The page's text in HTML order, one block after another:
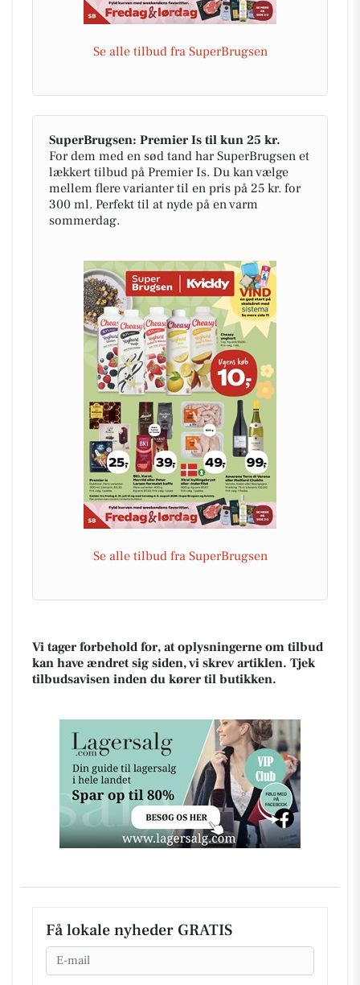
Se alle tilbud fra SuperBrugsen
SuperBrugsen: Premier Is til kun 25 kr.
For dem med en sød tand har SuperBrugsen et
lækkert tilbud på Premier Is. Du kan vælge
mellem flere varianter til en pris på 25 kr. for
300 ml. Perfekt til at nyde på en varm
sommerdag.
Se alle tilbud fra SuperBrugsen
Vi tager forbehold for, at oplysningerne om tilbud
kan have ændret sig siden, vi skrev artiklen. Tjek
tilbudsavisen inden du kører til butikken.
Få lokale nyheder GRATIS
Email